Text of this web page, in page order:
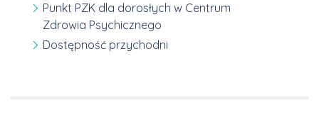
Punkt PZK dla dorosłych w Centrum
Zdrowia Psychicznego
Dostępność przychodni